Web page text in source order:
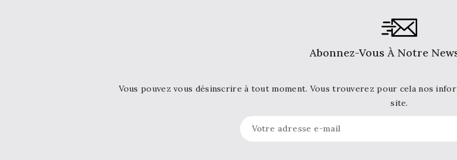
Abonnez-Vous À Notre
Vous pouvez vous désinscrire à tout moment. Vous trouverez pour cela nos
site.